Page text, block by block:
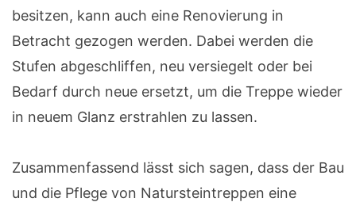
besitzen, kann auch eine Renovierung in
Betracht gezogen werden. Dabei werden die
Stufen abgeschliffen, neu versiegelt oder bei
Bedarf durch neue ersetzt, um die Treppe wieder
in neuem Glanz erstrahlen zu lassen.
Zusammenfassend lässt sich sagen, dass der Bau
und die Pflege von Natursteintreppen eine